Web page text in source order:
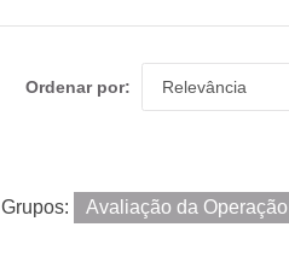
Ordenar por
Grupos: Avaliação da Operação